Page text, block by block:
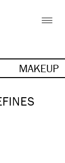
MAKEUP